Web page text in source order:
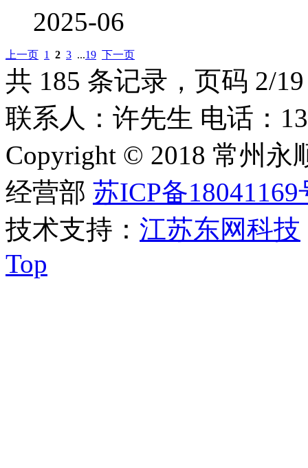
2025-06
上一页 1 2 3 ...19 下一页
共 185 条记录，页码 2/19
联系人：许先生 电话：
Copyright © 2018 常州
经营部 苏ICP备18041169
技术支持： 江苏东网科技
Top